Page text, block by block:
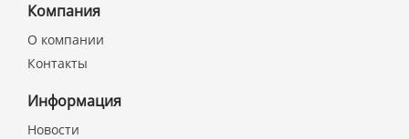
Компания
О компании
Контакты
Информация
Новости